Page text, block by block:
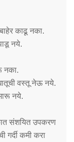
काढू नका.
नये.
नका.
वस्तू नेऊ नये.
नये.
संशयित उपकरण
गर्दी कमी करा